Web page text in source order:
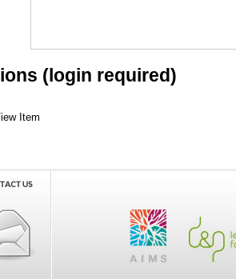
(login required)
Item